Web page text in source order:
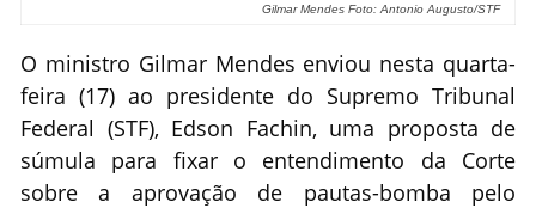
Gilmar Mendes Foto: Antonio Augusto/STF
O ministro Gilmar Mendes enviou nesta quarta-
feira (17) ao presidente do Supremo Tribunal
Federal (STF), Edson Fachin, uma proposta de
súmula para fixar o entendimento da Corte
sobre a aprovação de pautas-bomba pelo